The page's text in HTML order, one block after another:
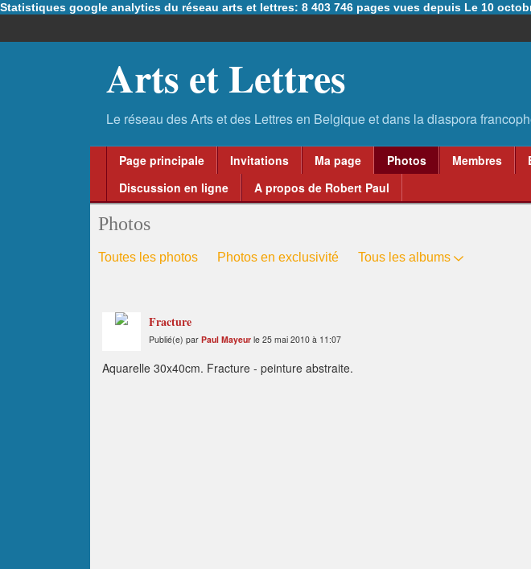
Statistiques google analytics du réseau arts et lettres: 8 403 746 pages vues depuis Le 10
Arts et Lettres
Page principale Invitations Ma page Photos Membres
Discussion en ligne
A propos de Robert Paul
Photos
Toutes les photos Photos en exclusivité Tous les albums
Fracture
Publié(e) par Paul Mayeur le 25 mai 2010 à 11:07
Aquarelle 30x40cm. Fracture - peinture abstraite.